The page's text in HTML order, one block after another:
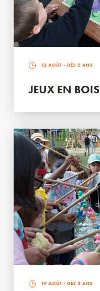
12 AOÛT - DÈS 5 ANS
JEUX EN BOIS
19 AOÛT - DÈS 3 ANS